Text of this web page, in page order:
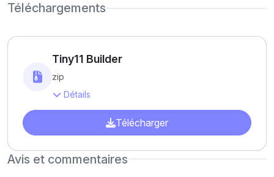
Téléchargements
Tiny11 Builder
zip
Détails
Télécharger
Avis et commentaires